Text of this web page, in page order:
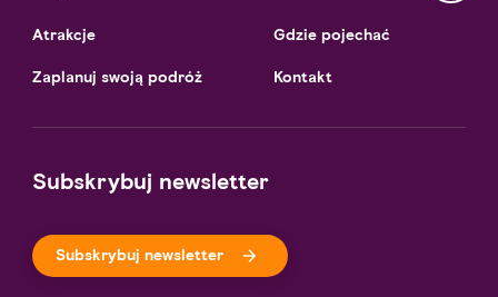
Atrakcje
Zaplanuj swoją podróż
Gdzie pojechać
Kontakt
Subskrybuj newsletter
Subskrybuj newsletter